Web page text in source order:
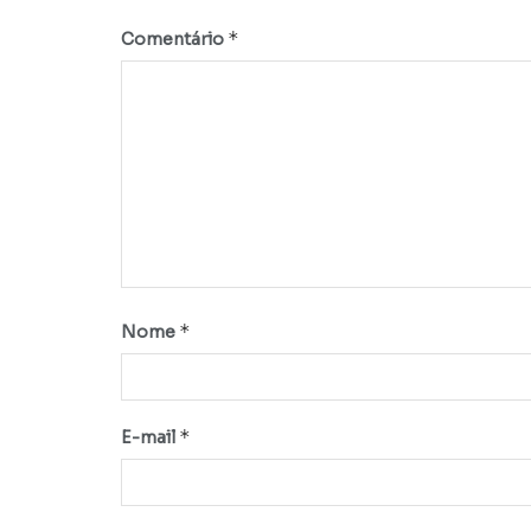
Comentário *
Nome *
E-mail *